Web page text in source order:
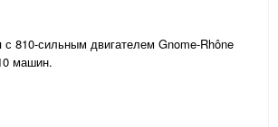
с 810-сильным двигателем Gnome-Rhône
машин.